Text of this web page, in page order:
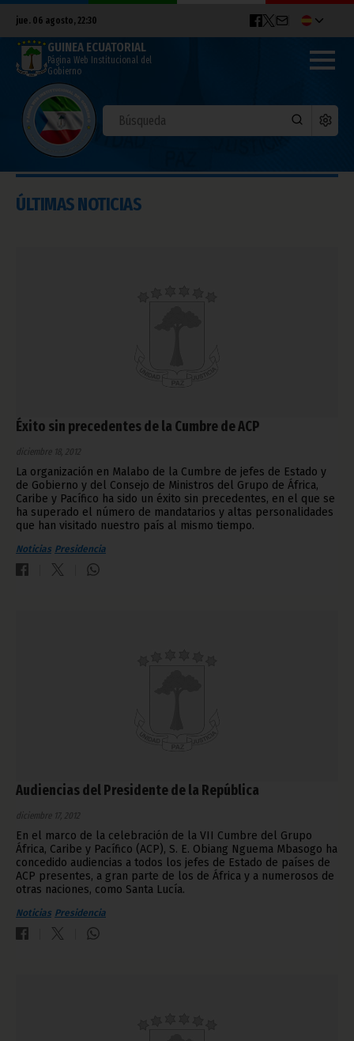
jue. 06 agosto, 22:30
GUINEA ECUATORIAL
Página Web Institucional del
Gobierno
ÚLTIMAS NOTICIAS
Éxito sin precedentes de la Cumbre de ACP
diciembre 18, 2012
La organización en Malabo de la Cumbre de jefes de Estado y
de Gobierno y del Consejo de Ministros del Grupo de África,
Caribe y Pacífico ha sido un éxito sin precedentes, en el que se
ha superado el número de mandatarios y altas personalidades
que han visitado nuestro país al mismo tiempo.
Noticias Presidencia
Audiencias del Presidente de la República
diciembre 17, 2012
En el marco de la celebración de la VII Cumbre del Grupo
África, Caribe y Pacífico (ACP), S. E. Obiang Nguema Mbasogo ha
concedido audiencias a todos los jefes de Estado de países de
ACP presentes, a gran parte de los de África y a numerosos de
otras naciones, como Santa Lucía.
Noticias Presidencia